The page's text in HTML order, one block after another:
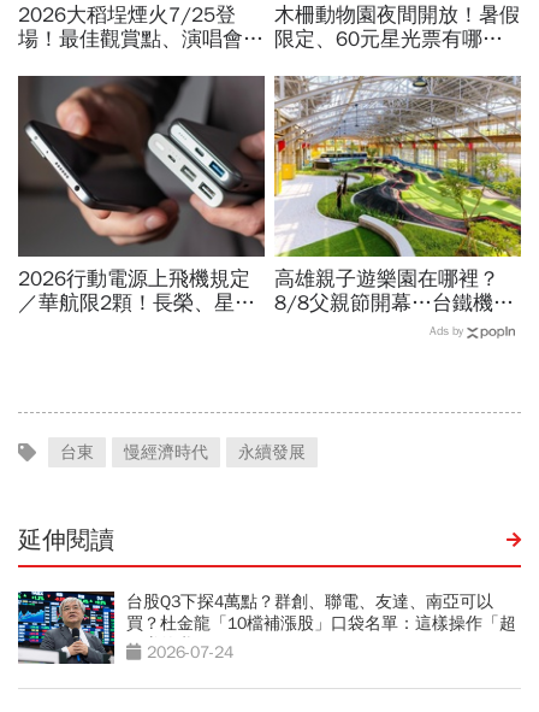
2026大稻埕煙火7/25登
場！最佳觀賞點、演唱會卡
時間、蜘蛛人無人機燈光秀
場次
木柵動物園夜間開放！暑假
限定、60元星光票有哪些
間、門票、最佳遊園路線總
整理
2026行動電源上飛機規定
／華航限2顆！長榮、星
高雄親子遊樂園在哪裡？
8/8父親節開幕…台鐵機廠
變身遊樂園，30項設施要
Ads by
台東 慢經濟時代 永續發展
延伸閱讀
台股Q3下探4萬點？群創、聯電、友達、南亞可以
買？杜金龍「10檔補漲股」口袋名單：這樣操作「超
好賺的啦」
2026-07-24